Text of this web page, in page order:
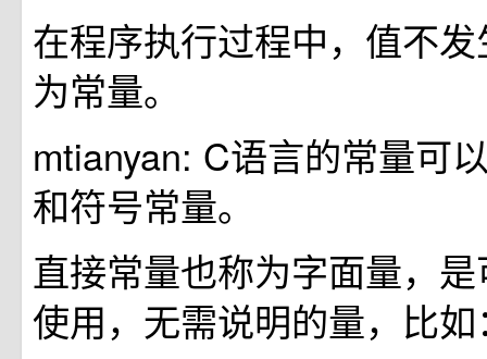
在程序执行过程中，值不
为常量。
mtianyan: C语言的常量可
和符号常量。
直接常量也称为字面量，
使用，无需说明的量，比如